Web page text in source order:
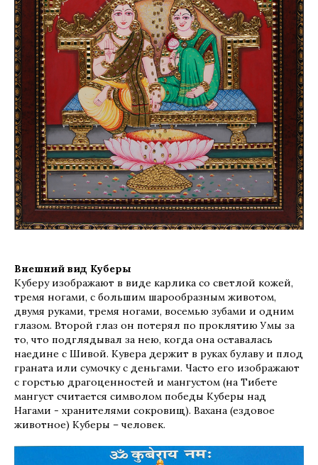
Внешний вид Куберы
Куберу изображают в виде карлика со светлой кожей,
тремя ногами, с большим шарообразным животом,
двумя руками, тремя ногами, восемью зубами и одним
глазом. Второй глаз он потерял по проклятию Умы за
то, что подглядывал за нею, когда она оставалась
наедине с Шивой. Кувера держит в руках булаву и плод
граната или сумочку с деньгами. Часто его изображают
с горстью драгоценностей и мангустом (на Тибете
мангуст считается символом победы Куберы над
Нагами - хранителями сокровищ). Вахана (ездовое
животное) Куберы – человек.